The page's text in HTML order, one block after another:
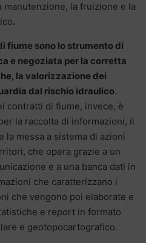
manutenzione, la fruizione e la
.
fiume sono lo strumento di
e negoziata per la corretta
la valorizzazione dei
dal rischio idraulico.
contratti di fiume, invece, è
la raccolta di informazioni, il
la messa a sistema di azioni
che opera grazie a un
e a una banca dati in
che caratterizzano i
che vengono poi elaborate e
e report in formato
e geotopocartografico.